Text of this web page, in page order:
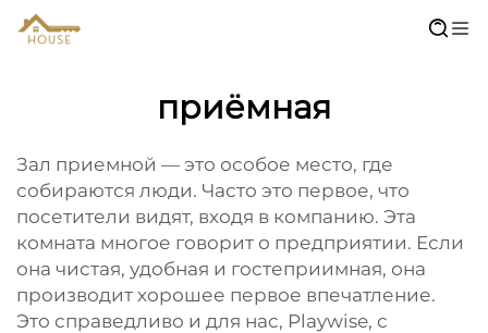
приёмная
Зал приемной — это особое место, где
собираются люди. Часто это первое, что
посетители видят, входя в компанию. Эта
комната многое говорит о предприятии. Если
она чистая, удобная и гостеприимная, она
производит хорошее первое впечатление.
Это справедливо и для нас, Playwise, с